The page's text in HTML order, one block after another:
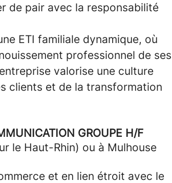
de pair avec la responsabilité
ETI familiale dynamique, où
professionnel de ses
valorise une culture
clients et de la transformation
GROUPE H/F
le Haut-Rhin) ou à Mulhouse
et en lien étroit avec le